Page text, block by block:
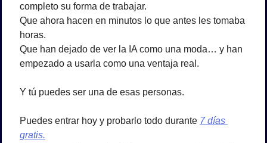
completo su forma de trabajar.
Que ahora hacen en minutos lo que antes les tomaba
horas.
Que han dejado de ver la IA como una moda… y han
empezado a usarla como una ventaja real.
Y tú puedes ser una de esas personas.
Puedes entrar hoy y probarlo todo durante 7 días
gratis.